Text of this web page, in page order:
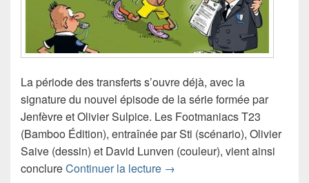
La période des transferts s’ouvre déjà, avec la
signature du nouvel épisode de la série formée par
Jenfèvre et Olivier Sulpice. Les Footmaniacs T23
(Bamboo Édition), entraînée par Sti (scénario), Olivier
Saive (dessin) et David Lunven (couleur), vient ainsi
conclureContinuer la lecture Chronique bande dessinée
→